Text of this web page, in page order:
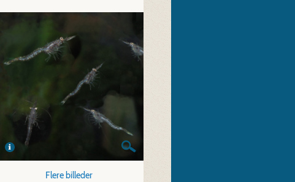
Flere billeder